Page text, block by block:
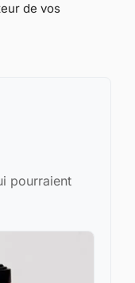
de vos
pourraient